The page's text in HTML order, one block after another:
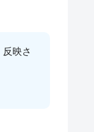
映さ